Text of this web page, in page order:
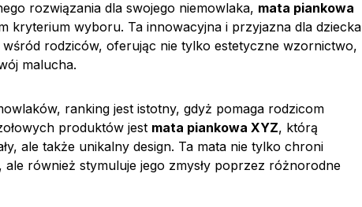
rozwiązania dla swojego niemowlaka, mata piankowa
kryterium wyboru. Ta innowacyjna i przyjazna dla dziecka
rodziców, oferując nie tylko estetyczne wzornictwo,
malucha.
ranking jest istotny, gdyż pomaga rodzicom
produktów jest mata piankowa XYZ, którą
ale także unikalny design. Ta mata nie tylko chroni
również stymuluje jego zmysły poprzez różnorodne